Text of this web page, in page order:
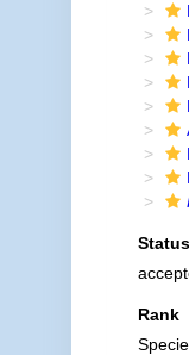
Status
Rank